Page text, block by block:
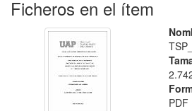
Ficheros en el ítem
PDF